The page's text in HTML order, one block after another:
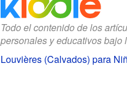
Todo el contenido de los
personales y educativos
Louvières (Calvados) para